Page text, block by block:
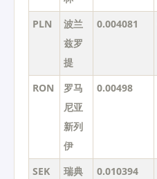
PLN
波兰
兹罗
提
0.004081
RON
罗马
尼亚
新列
伊
0.00498
SEK
瑞典
0.010394